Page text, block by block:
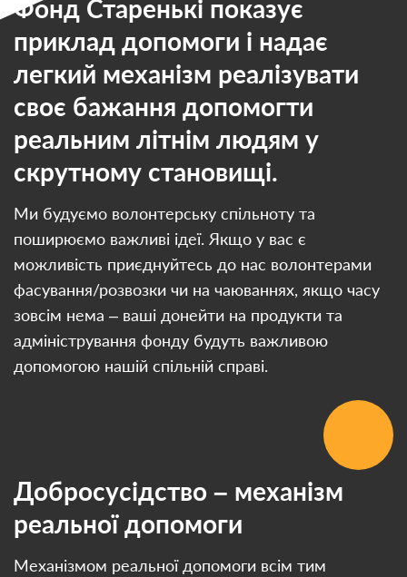
Фонд Старенькі показує
приклад допомоги і надає
легкий механізм реалізувати
своє бажання допомогти
реальним літнім людям у
скрутному становищі.
Ми будуємо волонтерську спільноту та
поширюємо важливі ідеї. Якщо у вас є
можливість приєднуйтесь до нас волонтерами
фасування/розвозки чи на чаюваннях, якщо часу
зовсім нема – ваші донейти на продукти та
адміністрування фонду будуть важливою
допомогою нашій спільній справі.
Добросусідство – механізм
реальної допомоги
Механізмом реальної допомоги всім тим